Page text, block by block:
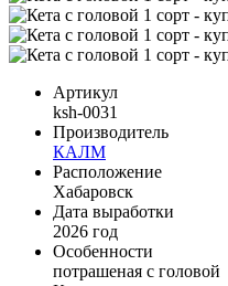
Артикул
ksh-0031
Производитель
КАЛМ
Расположение
Хабаровск
Дата выработки
2026 год
Особенности
потрашеная с головой